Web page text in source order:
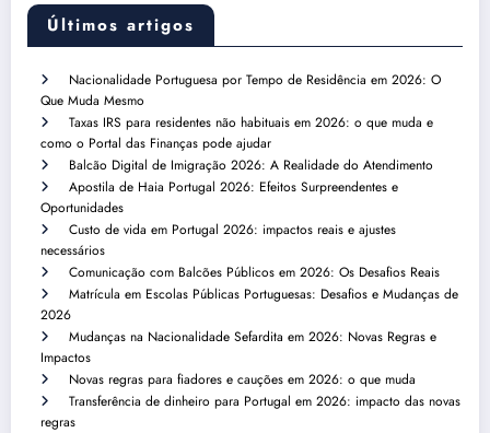
Últimos artigos
Nacionalidade Portuguesa por Tempo de Residência em 2026: O
Que Muda Mesmo
Taxas IRS para residentes não habituais em 2026: o que muda e
como o Portal das Finanças pode ajudar
Balcão Digital de Imigração 2026: A Realidade do Atendimento
Apostila de Haia Portugal 2026: Efeitos Surpreendentes e
Oportunidades
Custo de vida em Portugal 2026: impactos reais e ajustes
necessários
Comunicação com Balcões Públicos em 2026: Os Desafios Reais
Matrícula em Escolas Públicas Portuguesas: Desafios e Mudanças de
2026
Mudanças na Nacionalidade Sefardita em 2026: Novas Regras e
Impactos
Novas regras para fiadores e cauções em 2026: o que muda
Transferência de dinheiro para Portugal em 2026: impacto das novas
regras